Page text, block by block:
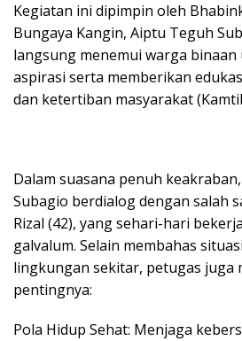
​Kegiatan ini dipimpin oleh
Bungaya Kangin, Aiptu Teguh
langsung menemui warga
aspirasi serta memberikan
dan ketertiban masyarakat
​Dalam suasana penuh
Subagio berdialog dengan salah
Rizal (42), yang sehari-hari
galvalum. Selain membahas
lingkungan sekitar, petugas juga
pentingnya:
​Pola Hidup Sehat: Menjaga